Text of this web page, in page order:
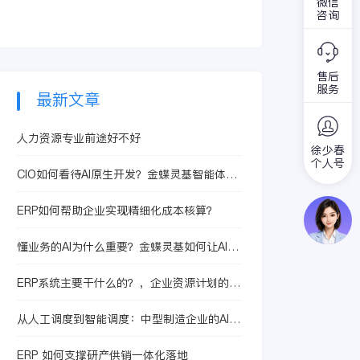
能，那么如何对人力
最新文章
人力资源专业前途好不好
CIO如何看待AI原生开发？金蝶灵基智能体开
ERP如何帮助企业实现精细化成本核算？
懂业务的AI为什么重要？金蝶灵基如何让AI进
ERP系统主要干什么的？，企业资源计划的核
从人工调度到智能调度：中型制造企业的AI升
ERP 如何支撑研产供销一体化落地
咨询
售后
服务
徐少春
个人号